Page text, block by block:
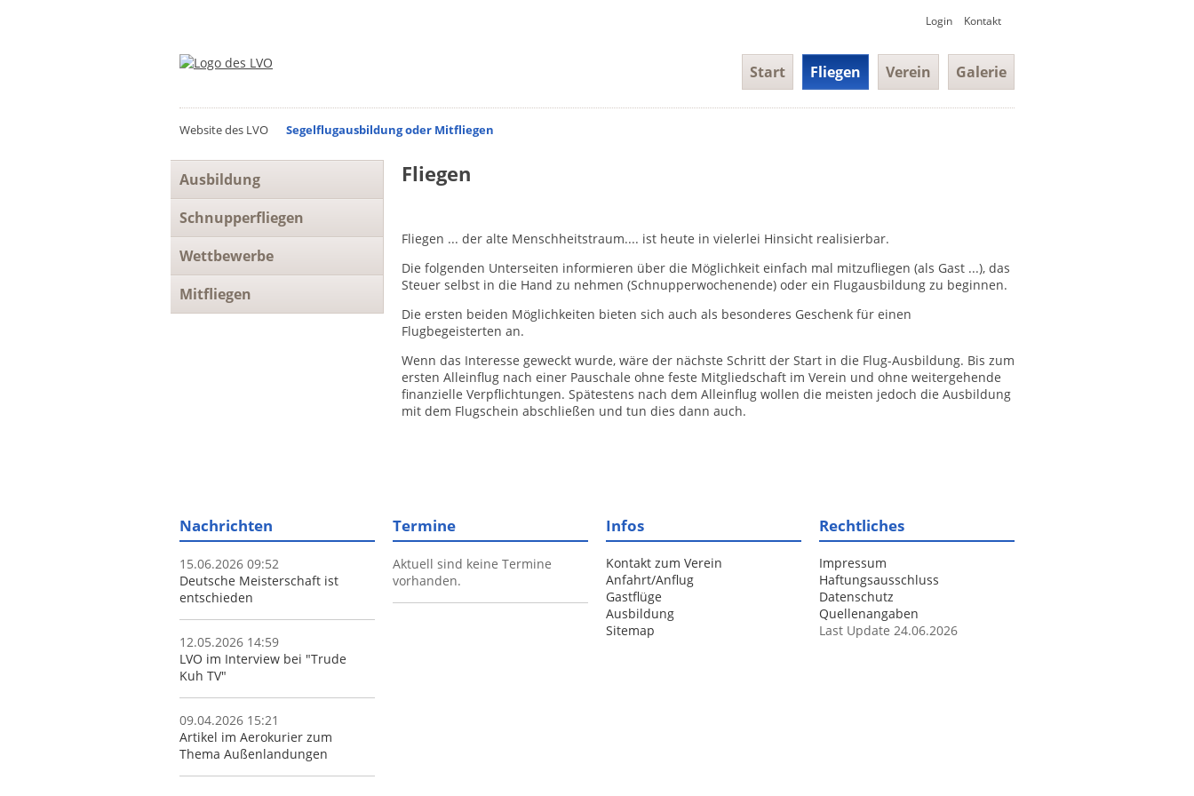
Navigation
Login Kontakt
überspringen
Start Fliegen Verein Galerie
Website des LVO Segelflugausbildung oder Mitfliegen
Fliegen
Fliegen ... der alte Menschheitstraum.... ist heute in vielerlei Hinsicht realisierbar.
Die folgenden Unterseiten informieren über die Möglichkeit einfach mal mitzufliegen (als Gast ...), das
Steuer selbst in die Hand zu nehmen (Schnupperwochenende) oder ein Flugausbildung zu beginnen.
Die ersten beiden Möglichkeiten bieten sich auch als besonderes Geschenk für einen
Flugbegeisterten an.
Wenn das Interesse geweckt wurde, wäre der nächste Schritt der Start in die Flug-Ausbildung. Bis zum
ersten Alleinflug nach einer Pauschale ohne feste Mitgliedschaft im Verein und ohne weitergehende
finanzielle Verpflichtungen. Spätestens nach dem Alleinflug wollen die meisten jedoch die Ausbildung
mit dem Flugschein abschließen und tun dies dann auch.
Navigation
überspringen
Ausbildung
Schnupperfliegen
Wettbewerbe
Mitfliegen
Nachrichten
15.06.2026 09:52
Deutsche Meisterschaft ist
entschieden
12.05.2026 14:59
LVO im Interview bei "Trude
Kuh TV"
09.04.2026 15:21
Artikel im Aerokurier zum
Thema Außenlandungen
Termine
Aktuell sind keine Termine
vorhanden.
Infos
Kontakt zum Verein
Anfahrt/Anflug
Gastflüge
Ausbildung
Sitemap
Rechtliches
Impressum
Haftungsausschluss
Datenschutz
Quellenangaben
Last Update 24.06.2026